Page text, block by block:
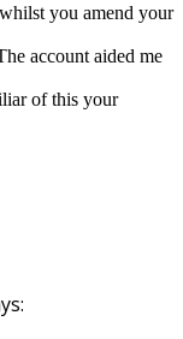
you amend your
account aided me
of this your